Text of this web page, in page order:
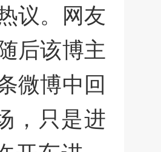
议。网友
后该博主
微博中回
，只是进